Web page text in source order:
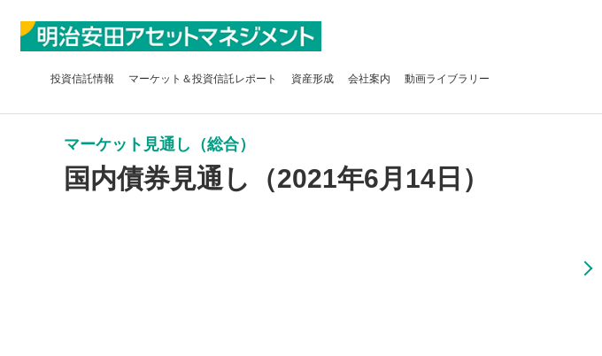
投資信託情報 マーケット＆投資信託レポート 資産形成 会社案内 動画ライブラリー
マーケット見通し（総合）
国内債券見通し（2021年6月14日）